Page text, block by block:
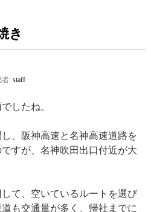
き
者: staff
したね。
、阪神高速と名神高速道路を
すが、名神吹田出口付近が大
て、空いているルートを選び
も交通量が多く、帰社までに